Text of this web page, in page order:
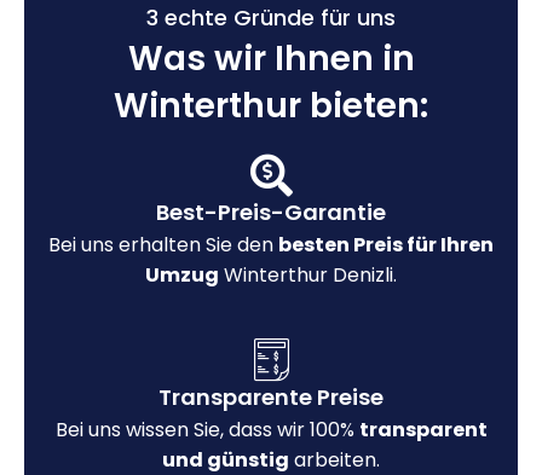
3 echte Gründe für uns
Was wir Ihnen in
Winterthur bieten:
Best-Preis-Garantie
Bei uns erhalten Sie den besten Preis für Ihren
Umzug Winterthur Denizli.
Transparente Preise
Bei uns wissen Sie, dass wir 100% transparent
und günstig arbeiten.